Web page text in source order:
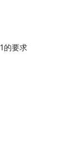
的要求